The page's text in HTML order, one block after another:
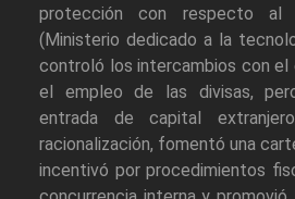
protección con respecto al
(Ministerio dedicado a la
controló los intercambios con
el empleo de las divisas,
entrada de capital
racionalización, fomentó una
incentivó por procedimientos